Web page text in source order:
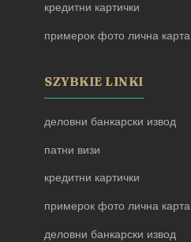
кредитни картички
примерок фото лична карта
SZYBKIE LINKI
деловни банкарски извод
патни визи
кредитни картички
примерок фото лична карта
деловни банкарски извод